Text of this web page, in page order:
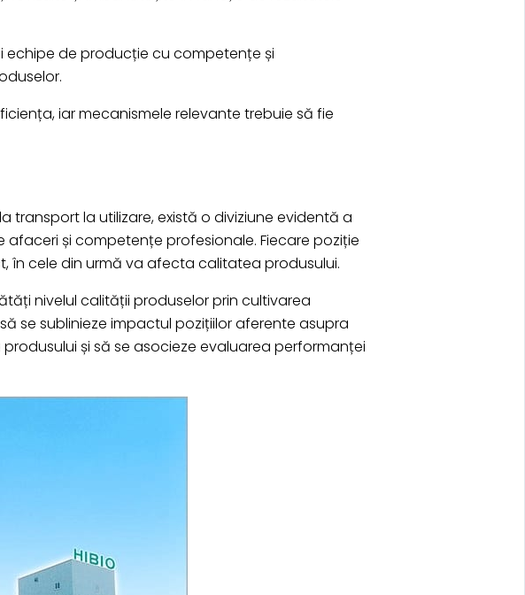
echipe de producție cu competențe și
iar mecanismele relevante trebuie să fie
transport la utilizare, există o diviziune evidentă a
și competențe profesionale. Fiecare poziție
în cele din urmă va afecta calitatea produsului.
nivelul calității produselor prin cultivarea
se sublinieze impactul pozițiilor aferente asupra
și să se asocieze evaluarea performanței